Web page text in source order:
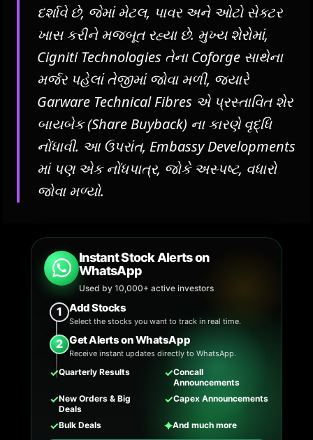
દર્શાવે છે, જેમાં મેટલ, પાવર અને ઓટો સેક્ટર
ખાસ કરીને મજબૂત રહ્યા છે. મુખ્ય શેરોમાં,
Cigniti Technologies તેના Coforge સાથેના
મર્જર પહેલાં તેજીમાં જોવા મળી, જ્યારે
Garware Technical Fibres એ પ્રસ્તાવિત શેર
બાયબેક (Share Buyback) ના કારણે વૃદ્ધિ
નોંધાવી. આ ઉપરાંત, Embassy Developments
માં પણ એક નોંધપાત્ર, જોકે અસ્પષ્ટ, વધારો
જોવા મળ્યો.
Instant Stock Alerts on
WhatsApp
Used by 10,000+ active investors
1 Add Stocks
Select the stocks you want to track in real time.
2 Get Alerts on WhatsApp
Receive instant updates directly to WhatsApp.
✓Quarterly Results ✓Concall
Announcements
✓New Orders & Big
Deals
✓Capex Announcements
✓Bulk Deals ✦And much more